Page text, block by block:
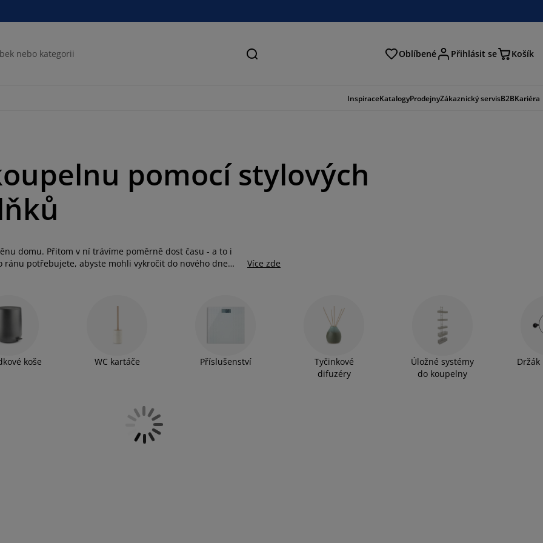
Hledat Oblíbené Přihlásit se Košík
InspiraceKatalogyProdejnyZákaznický servisB2BKariéra
pomocí stylových
domu. Přitom v ní trávíme poměrně dost času - a to i
ránu potřebujete, abyste mohli vykročit do nového dne
Více zde
koše WC kartáče Příslušenství
Tyčinkové
difuzéry
Úložné systémy
do koupelny